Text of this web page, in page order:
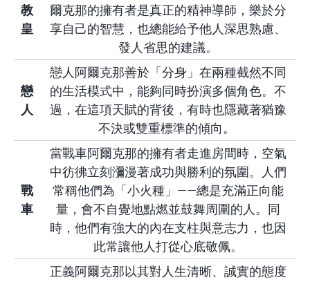
教
皇
爾克那的擁有者是真正的精神導師，樂於分
享自己的智慧，也總能給予他人深思熟慮、
發人省思的建議。
戀
人
戀人阿爾克那善於「分身」在兩種截然不同
的生活模式中，能夠同時扮演多個角色。不
過，在這項天賦的背後，有時也隱藏著猶豫
不決或雙重標準的傾向。
戰
車
當戰車阿爾克那的擁有者走進房間時，空氣
中彷彿立刻瀰漫著成功與勝利的氛圍。人們
常稱他們為「小火種」——總是充滿正向能
量，會不自覺地點燃並鼓舞周圍的人。同
時，他們有強大的內在支柱與意志力，也因
此常讓他人打從心底敬佩。
正義阿爾克那以其對人生清晰、誠實的態度